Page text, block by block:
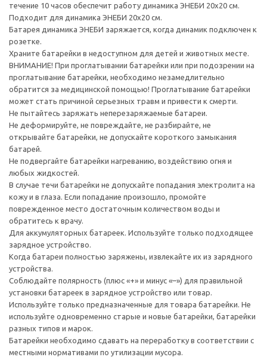
течение 10 часов обеспечит работу динамика ЭНЕБИ 20x20 см.
Подходит для динамика ЭНЕБИ 20x20 см.
Батарея динамика ЭНЕБИ заряжается, когда динамик подключен к
розетке.
Храните батарейки в недоступном для детей и животных месте.
ВНИМАНИЕ! При проглатывании батарейки или при подозрении на
проглатывание батарейки, необходимо незамедлительно
обратится за медицинской помощью! Проглатывание батарейки
может стать причиной серьезных травм и привести к смерти.
Не пытайтесь заряжать неперезаряжаемые батареи.
Не деформируйте, не повреждайте, не разбирайте, не
открывайте батарейки, не допускайте короткого замыкания
батарей.
Не подвергайте батарейки нагреванию, воздействию огня и
любых жидкостей.
В случае течи батарейки не допускайте попадания электролита на
кожу и в глаза. Если попадание произошло, промойте
поврежденное место достаточным количеством воды и
обратитесь к врачу.
Для аккумуляторных батареек. Используйте только подходящее
зарядное устройство.
Когда батареи полностью заряжены, извлекайте их из зарядного
устройства.
Соблюдайте полярность (плюс «+» и минус «–») для правильной
установки батареек в зарядное устройство или товар.
Используйте только предназначенные для товара батарейки. Не
используйте одновременно старые и новые батарейки, батарейки
разных типов и марок.
Батарейки необходимо сдавать на переработку в соответствии с
местными нормативами по утилизации мусора.